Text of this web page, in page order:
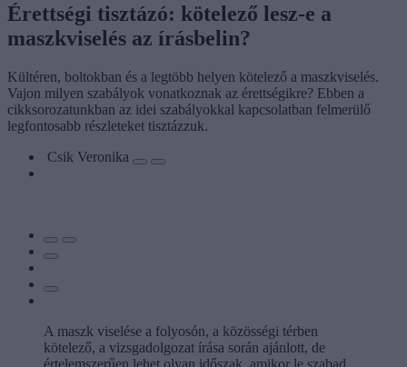
Érettségi tisztázó: kötelező lesz-e a
maszkviselés az írásbelin?
Kültéren, boltokban és a legtöbb helyen kötelező a maszkviselés.
Vajon milyen szabályok vonatkoznak az érettségikre? Ebben a
cikksorozatunkban az idei szabályokkal kapcsolatban felmerülő
legfontosabb részleteket tisztázzuk.
Csik Veronika
A maszk viselése a folyosón, a közösségi térben
kötelező, a vizsgadolgozat írása során ajánlott, de
értelemszerűen lehet olyan időszak, amikor le szabad